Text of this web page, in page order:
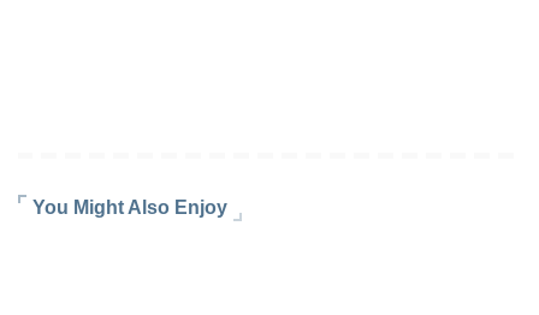
You Might Also Enjoy